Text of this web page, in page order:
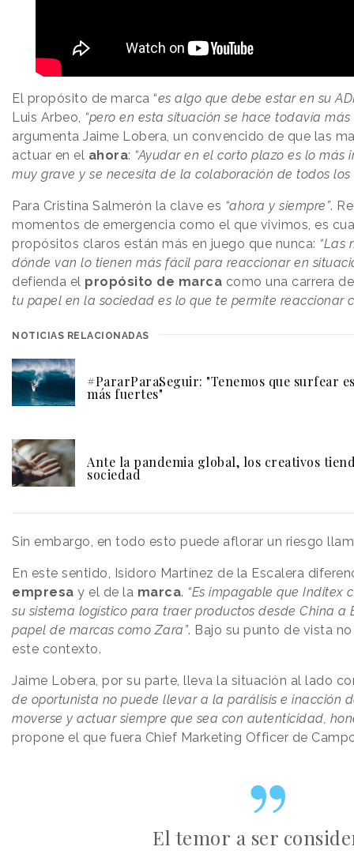
El propósito de marca “es algo que debe estar en su
Luis Arbeo, “pero en esta situación se hace todavía más
argumenta Jaime Lobera, un convencido de que las
actuar en el ahora: “Ayudar en el corto plazo es lo más
muy grave y se necesita de la colaboración de todos
Para Cristina Salmerón la clave es “ahora y siempre”.
momentos de emergencia como el que vivimos, es
propósitos claros están más en juego que nunca: “Las
dónde van lo tienen más fácil para reaccionar en
defienda el propósito de marca como una carrera
tu papel en la sociedad es lo que te permite reaccionar
NOTICIAS RELACIONADAS
#PararParaSeguir: "Tenemos que surfear
más fuertes"
Ante la pandemia global, los creativos
sociedad
Sin embargo, en todo esto puede aflorar un riesgo
En este sentido, Isidoro Martínez de la Escalera
empresa y el de la marca. “Es impagable que Inditex
su sistema logístico para traer productos desde China a
papel de marcas como Zara”. Bajo su punto de vista
este contexto.
Jaime Lobera, por su parte, lleva la situación al lado
de oportunista no puede llevar a la parálisis e inacción
moverse y actuar siempre que sea con autenticidad,
propone el que fuera Chief Marketing Officer de
El temor a ser